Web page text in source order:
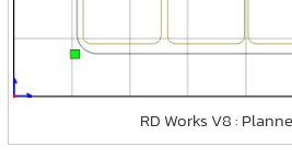
RD Works V8 :